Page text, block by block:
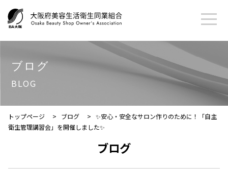
ブログ
BLOG
トップページ > ブログ > ✨安心・安全なサロン作りのために！「自主
衛生管理講習会」を開催しました✨
ブログ